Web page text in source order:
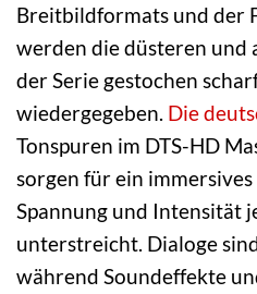
Breitbildformats und der
werden die düsteren und
der Serie gestochen
wiedergegeben. Die
Tonspuren im DTS-HD
sorgen für ein
Spannung und Intensität
unterstreicht. Dialoge
während Soundeffekte